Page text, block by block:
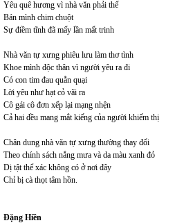
Yêu quê hương vì nhà văn phải thế
Bán mình chim chuột
Sự điềm tĩnh đã mấy lần mất trinh
Nhà văn tự xưng phiêu lưu làm thơ tình
Khoe mình độc thân vì người yêu ra đi
Có con tim đau quằn quại
Lời yêu như hạt cỏ vãi ra
Cô gái cô đơn xếp lại mạng nhện
Cả hai đều mang mắt kiếng của người khiếm thị
Chân dung nhà văn tự xưng thường thay đổi
Theo chính sách nắng mưa và da màu xanh đỏ
Dị tật thể xác không có ở nơi đây
Chỉ bị cà thọt tâm hồn.
Đặng Hiền